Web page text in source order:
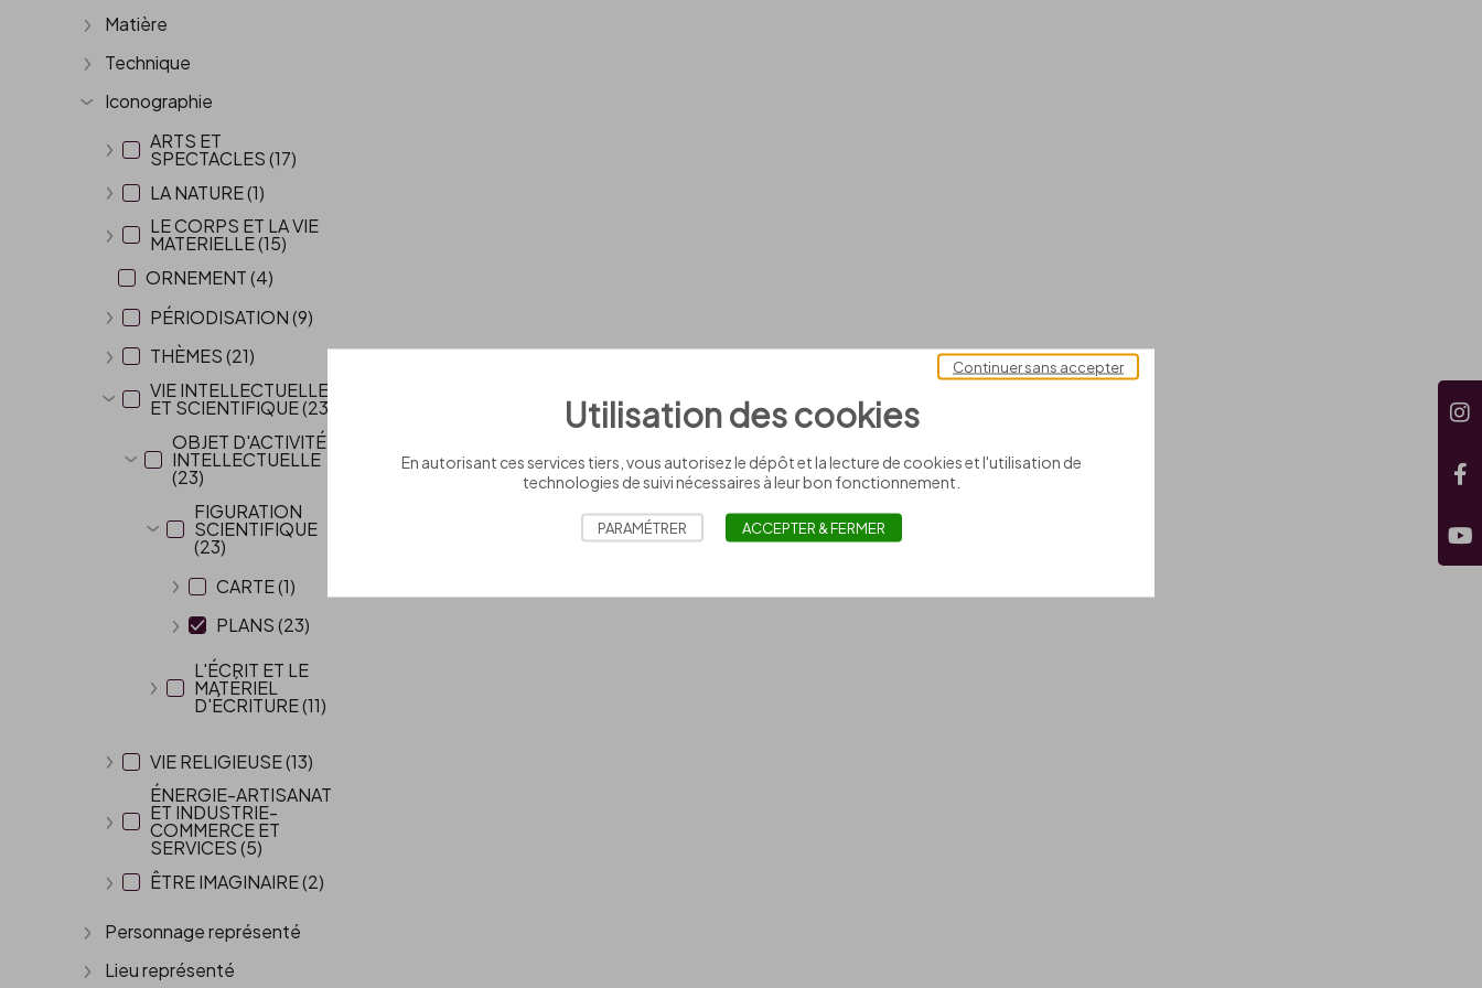
Afficher plus
Matière
Afficher plus
Technique
Afficher plus
Iconographie
Afficher plus
ARTS ET
SPECTACLES (17)
Afficher plus
LA NATURE (1)
Afficher plus
LE CORPS ET LA VIE
MATERIELLE (15)
ORNEMENT (4)
Afficher plus
PÉRIODISATION (9)
Afficher plus
THÈMES (21)
Afficher plus
VIE INTELLECTUELLE
ET SCIENTIFIQUE (23)
Afficher plus
OBJET D'ACTIVITÉ
INTELLECTUELLE
(23)
Afficher plus
FIGURATION
SCIENTIFIQUE
(23)
Afficher plus
CARTE (1)
Afficher plus
PLANS (23)
Afficher plus
L'ÉCRIT ET LE
MATÉRIEL
D'ÉCRITURE (11)
Afficher plus
VIE RELIGIEUSE (13)
Afficher plus
ÉNERGIE-ARTISANAT
ET INDUSTRIE-
COMMERCE ET
SERVICES (5)
Afficher plus
ÊTRE IMAGINAIRE (2)
Afficher plus
Personnage représenté
Afficher plus
Lieu représenté
Utilisation des cookies
En autorisant ces services tiers, vous autorisez le dépôt et la lecture de cookies et l'utilisation de
technologies de suivi nécessaires à leur bon fonctionnement.
Continuer sans accepter
PARAMÉTRER ACCEPTER & FERMER